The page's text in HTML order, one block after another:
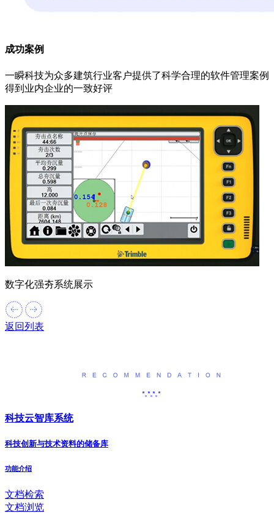
成功案例
一瞬科技为众多建筑行业客户提供了科学合理的软件管理案例
得到业内企业的一致好评
数字化强夯系统展示
返回列表
科技云智库系统
科技创新与技术资料的储备库
功能介绍
文档检索
文档浏览